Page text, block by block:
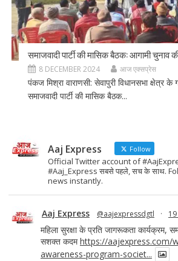
समाजवादी पार्टी की मासिक बैठक: आगामी चुनाव
8 DECEMBER 2024 आज एक्सप्रेस
पंकज मिश्रा वाराणसी: सेवापुरी विधानसभा क्षेत्र
समाजवादी पार्टी की मासिक बैठक...
Aaj Express Follow
Official Twitter account of
#Aaj_Express सबसे पहले, सच के साथ.
news instantly.
Aaj Express @aajexpressdgtl ·
महिला सुरक्षा के प्रति जागरूकता कार्यक्रम,
सशक्त कदमhttps://aajexpress.com/
awareness-program-societ...